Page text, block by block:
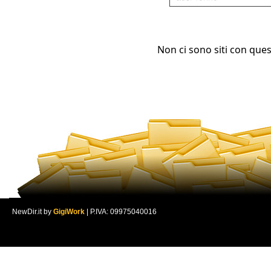
Non ci sono siti con
NewDir.it by GigiWork | P.IVA: 09975040016